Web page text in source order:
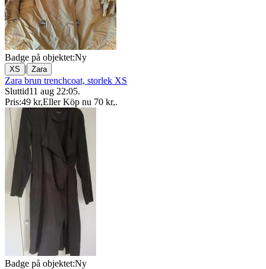
Badge på objektet:Ny
XS | Zara
Zara brun trenchcoat, storlek XS
Sluttid11 aug 22:05.
Pris:49 kr,Eller Köp nu 70 kr,.
Badge på objektet:Ny